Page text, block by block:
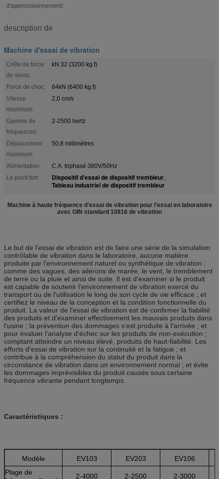
d'approvisionnement:
description de
Machine d'essai de vibration
Crête de force
de sinus:
kN 32 (3200 kg.f)
Force de choc:
64kN (6400 kg.f)
Vitesse
maximum:
2,0 cm/s
Gamme de
fréquences:
2-2500 hertz
Déplacement
maximum:
50,8 millimètres
Alimentation:
C.A. triphasé 380V/50Hz
Le point fort:
Dispositif d'essai de dispositif trembleur,
Tableau industriel de dispositif trembleur
Machine à haute fréquence d'essai de vibration pour l'essai en laboratoire
avec OIN standard 10816 de vibration
Le but de l'essai de vibration est de faire une série de la simulation
contrôlable de vibration dans le laboratoire, aucune matière
produite par l'environnement naturel ou synthétique de vibration ;
comme des vagues, des ailerons de marée, le vent, le tremblement
de terre ou la pluie et ainsi de suite. Il est d'examiner si le produit
est capable de soutenir l'environnement de vibration exercé du
transport ou de l'utilisation le long de son cycle de vie efficace ; et
certifiez le niveau de la conception et la condition fonctionnelle du
produit. La valeur de l'essai de vibration est de confirmer la fiabilité
des produits et d'examiner effectivement les mauvais produits dans
l'usine ; la prévention des dommages s'est produite à l'arrivée ; et
pour évaluer l'analyse d'échec sur les produits de non-exécution ;
comptant atteindre un niveau élevé, produits de haut-fiabilité. Les
efforts d'essai de vibration sur la continuité et la fatigue ; et
contribue à la compréhension du statut du produit dans la
circonstance de vibration dans un environnement normal ; et évite
les dommages imprévisibles du produit causés sous certaine
fréquence vibrante pendant longtemps.
Caractéristiques :
Modèle EV103 EV203
EV106
Plage de
2-4000 2-2500 2-3000